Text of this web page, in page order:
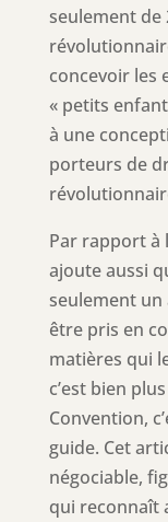
seulement de
concevoir les
« petits
à une
porteurs de
Par rapport à
ajoute aussi
seulement un
être pris en
matières qui
c’est bien
Convention,
guide. Cet
négociable,
qui reconnaît